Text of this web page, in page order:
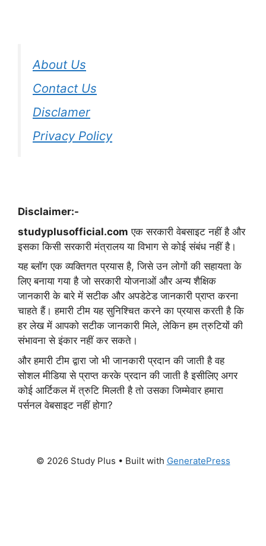
About Us
Contact Us
Disclamer
Privacy Policy
Disclaimer:-
studyplusofficial.com एक सरकारी वेबसाइट नहीं है और
इसका किसी सरकारी मंत्रालय या विभाग से कोई संबंध नहीं है।
यह ब्लॉग एक व्यक्तिगत प्रयास है, जिसे उन लोगों की सहायता के
लिए बनाया गया है जो सरकारी योजनाओं और अन्य शैक्षिक
जानकारी के बारे में सटीक और अपडेटेड जानकारी प्राप्त करना
चाहते हैं। हमारी टीम यह सुनिश्चित करने का प्रयास करती है कि
हर लेख में आपको सटीक जानकारी मिले, लेकिन हम त्रुटियों की
संभावना से इंकार नहीं कर सकते।
और हमारी टीम द्वारा जो भी जानकारी प्रदान की जाती है वह
सोशल मीडिया से प्राप्त करके प्रदान की जाती है इसीलिए अगर
कोई आर्टिकल में त्रुटि मिलती है तो उसका जिम्मेवार हमारा
पर्सनल वेबसाइट नहीं होगा?
© 2026 Study Plus • Built with GeneratePress